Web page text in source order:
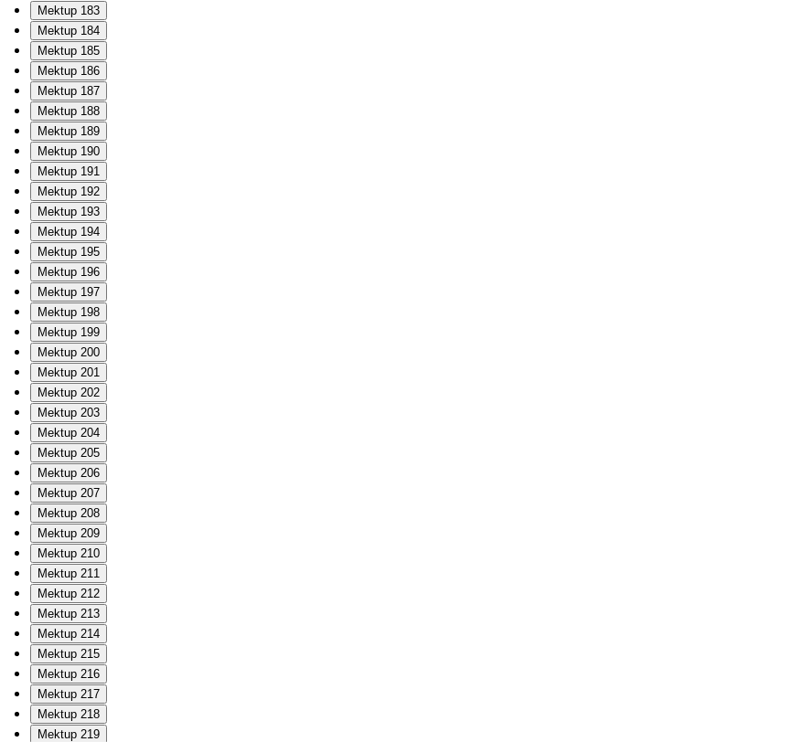
Mektup 183
Mektup 184
Mektup 185
Mektup 186
Mektup 187
Mektup 188
Mektup 189
Mektup 190
Mektup 191
Mektup 192
Mektup 193
Mektup 194
Mektup 195
Mektup 196
Mektup 197
Mektup 198
Mektup 199
Mektup 200
Mektup 201
Mektup 202
Mektup 203
Mektup 204
Mektup 205
Mektup 206
Mektup 207
Mektup 208
Mektup 209
Mektup 210
Mektup 211
Mektup 212
Mektup 213
Mektup 214
Mektup 215
Mektup 216
Mektup 217
Mektup 218
Mektup 219